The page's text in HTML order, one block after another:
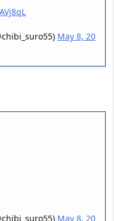
May 8, 20
May 8, 20